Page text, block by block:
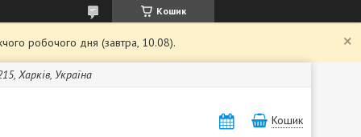
Кошик
робочого дня (завтра, 10.08).
Харків, Україна
Кошик